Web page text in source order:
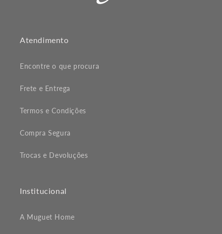
Atendimento
Encontre o que procura
Frete e Entrega
Termos e Condições
Compra Segura
Trocas e Devoluções
Institucional
A Muguet Home